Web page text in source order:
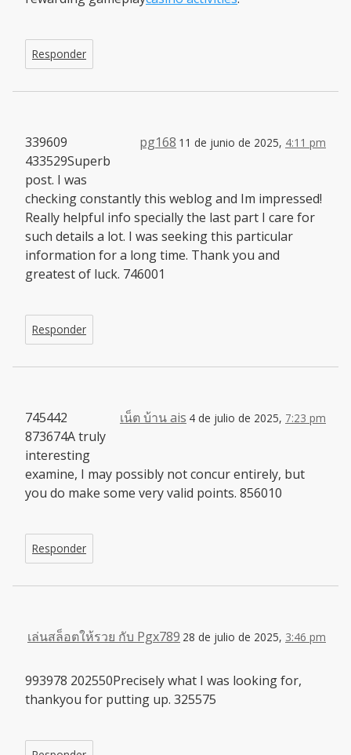
Responder
pg168 11 de junio de 2025, 4:11 pm
339609
433529Superb
post. I was
checking constantly this weblog and Im impressed!
Really helpful info specially the last part I care for
such details a lot. I was seeking this particular
information for a long time. Thank you and
greatest of luck. 746001
Responder
เน็ต บ้าน ais 4 de julio de 2025, 7:23 pm
745442
873674A truly
interesting
examine, I may possibly not concur entirely, but
you do make some very valid points. 856010
Responder
เล่นสล็อตให้รวย กับ Pgx789 28 de julio de 2025, 3:46 pm
993978 202550Precisely what I was looking for,
thankyou for putting up. 325575